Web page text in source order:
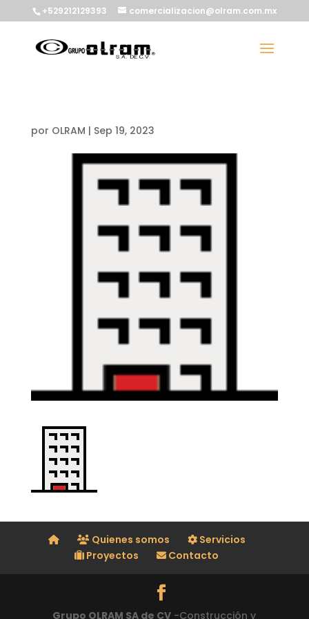
+529212129393 comercializacion@olram.com.mx
por OLRAM | Sep 19, 2023
Quienes somos
Servicios
Proyectos
Contacto
Grupo OLRAM SA de CV -Construcción y